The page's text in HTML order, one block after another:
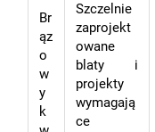
Br
ąz
o
w
y
k
Szczelnie
zaprojekt
owane
blaty i
projekty
wymagają
ce